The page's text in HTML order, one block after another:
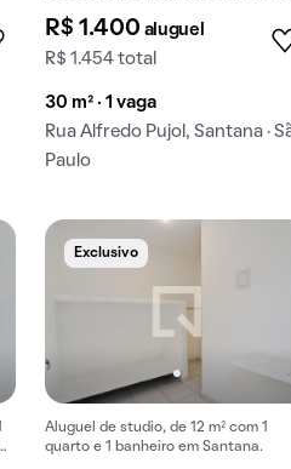
R$ 1.400 aluguel
R$ 1.454 total
30 m² · 1 vaga
Rua Alfredo Pujol, Santana ·
Paulo
Exclusivo
Aluguel de studio, de 12 m² com 1
quarto e 1 banheiro em Santana.